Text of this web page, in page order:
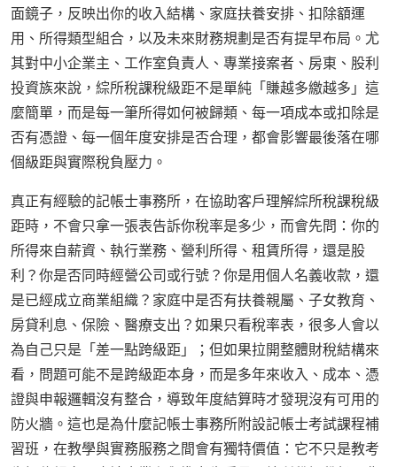
面鏡子，反映出你的收入結構、家庭扶養安排、扣除額運
用、所得類型組合，以及未來財務規劃是否有提早布局。尤
其對中小企業主、工作室負責人、專業接案者、房東、股利
投資族來說，綜所稅課稅級距不是單純「賺越多繳越多」這
麼簡單，而是每一筆所得如何被歸類、每一項成本或扣除是
否有憑證、每一個年度安排是否合理，都會影響最後落在哪
個級距與實際稅負壓力。
真正有經驗的記帳士事務所，在協助客戶理解綜所稅課稅級
距時，不會只拿一張表告訴你稅率是多少，而會先問：你的
所得來自薪資、執行業務、營利所得、租賃所得，還是股
利？你是否同時經營公司或行號？你是用個人名義收款，還
是已經成立商業組織？家庭中是否有扶養親屬、子女教育、
房貸利息、保險、醫療支出？如果只看稅率表，很多人會以
為自己只是「差一點跨級距」；但如果拉開整體財稅結構來
看，問題可能不是跨級距本身，而是多年來收入、成本、憑
證與申報邏輯沒有整合，導致年度結算時才發現沒有可用的
防火牆。這也是為什麼記帳士事務所附設記帳士考試課程補
習班，在教學與實務服務之間會有獨特價值：它不只是教考